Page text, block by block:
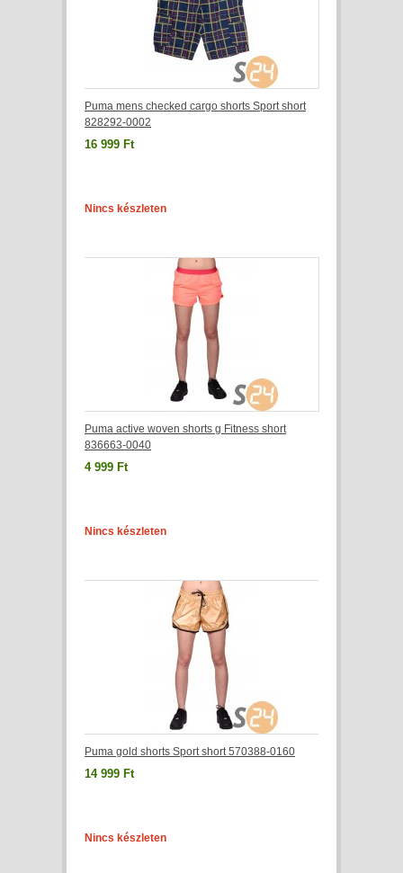
Puma mens checked cargo shorts Sport short
828292-0002
16 999 Ft
Nincs készleten
Puma active woven shorts g Fitness short
836663-0040
4 999 Ft
Nincs készleten
Puma gold shorts Sport short 570388-0160
14 999 Ft
Nincs készleten